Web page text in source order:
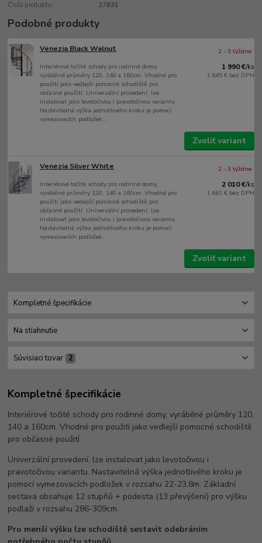
Číslo produktu: 27831
Podobné produkty
Venezia Black Walnut
Interiérové točité schody pro rodinné domy,
vyráběné průměry 120, 140 a 160cm. Vhodné pro
použití jako vedlejší pomocné schodiště pro
občasné použití. Univerzální provedení, lze
instalovat jako levotočivou i pravotočivou variantu.
Nastavitelná výška jednotlivého kroku je pomocí
vymezovacích podložek...
1 990 €/ks
1 645 € bez DPH
2 - 3 týždne
Zvoliť variant
Venezia Silver White
Interiérové točité schody pro rodinné domy,
vyráběné průměry 120, 140 a 160cm. Vhodné pro
použití jako vedlejší pomocné schodiště pro
občasné použití. Univerzální provedení, lze
instalovat jako levotočivou i pravotočivou variantu.
Nastavitelná výška jednotlivého kroku je pomocí
vymezovacích podložek...
2 010 €/ks
1 661 € bez DPH
2 - 3 týždne
Zvoliť variant
Kompletné špecifikácie
Na stiahnutie
Súvisiaci tovar 2
Kompletné špecifikácie
Interiérové točité schody pro rodinné domy, vyráběné průměry 120,
140 a 160cm. Vhodné pro použití jako vedlejší pomocné schodiště
pro občasné použití.
Univerzální provedení, lze instalovat jako levotočivou i
pravotočivou variantu. Nastavitelná výška jednotlivého kroku je
pomocí vymezovacích podložek v rozsahu 22-23,8m. Základní
sestava obsahuje 12 stupňů + podesta (13 převýšení) pro výšku
podlaží v rozsahu 286-309cm.
Pro menší výšku lze schodiště sestavit odebráním